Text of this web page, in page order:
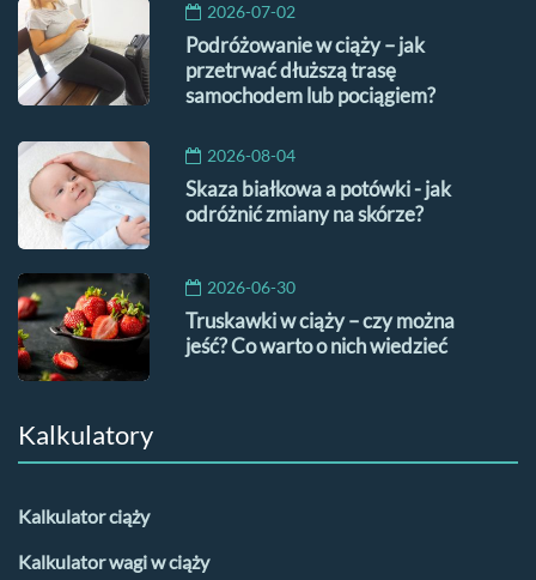
2026-07-02
Podróżowanie w ciąży – jak
przetrwać dłuższą trasę
samochodem lub pociągiem?
2026-08-04
Skaza białkowa a potówki - jak
odróżnić zmiany na skórze?
2026-06-30
Truskawki w ciąży – czy można
jeść? Co warto o nich wiedzieć
Kalkulatory
Kalkulator ciąży
Kalkulator wagi w ciąży